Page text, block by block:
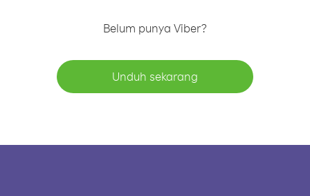
Belum punya Viber?
Unduh sekarang